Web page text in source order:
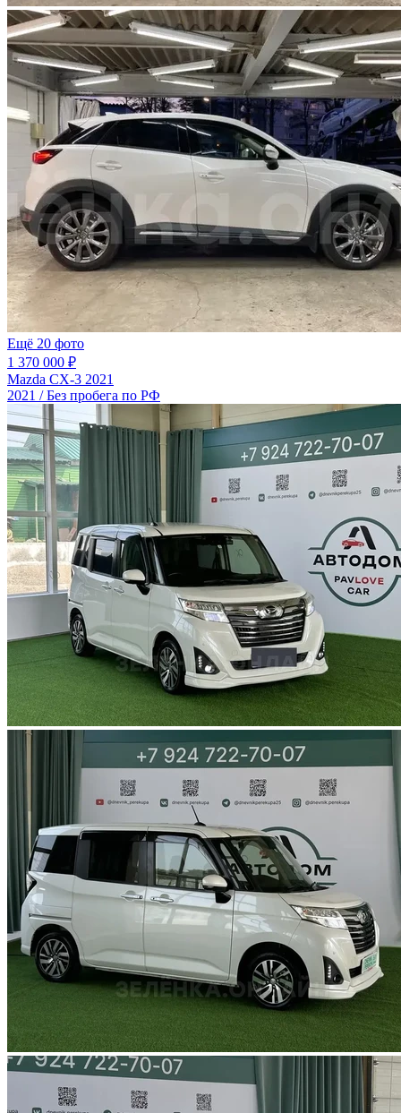
Ещё 20 фото
1 370 000 ₽
Mazda CX-3 2021
2021 / Без пробега по РФ